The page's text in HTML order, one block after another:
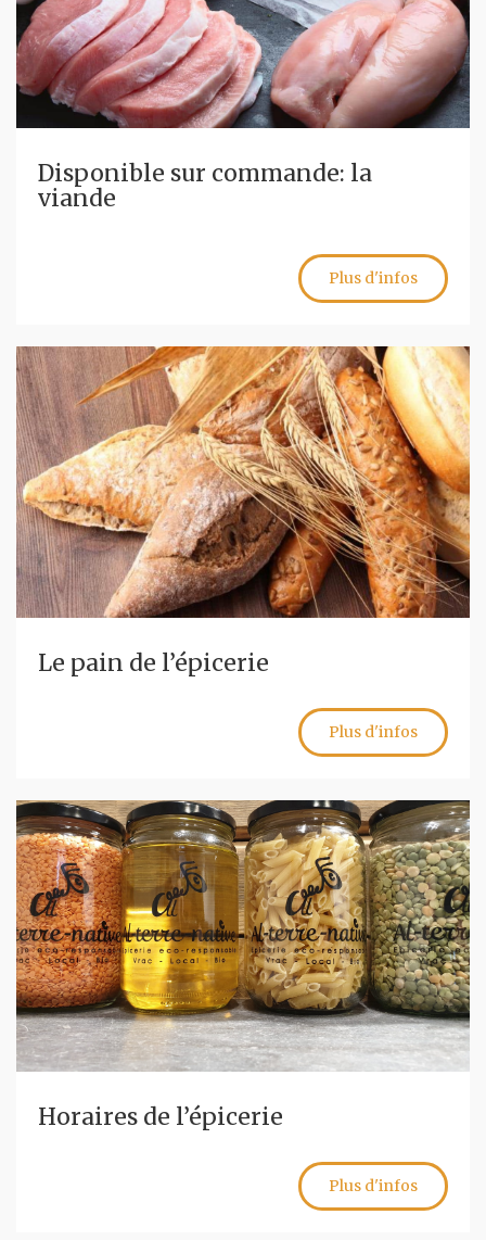
Disponible sur commande: la
viande
Plus d'infos
Le pain de l’épicerie
Plus d'infos
Horaires de l’épicerie
Plus d'infos